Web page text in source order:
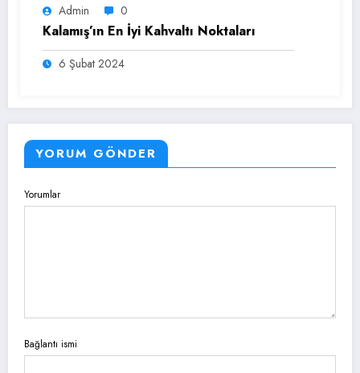
Admin 0
Kalamış’ın En İyi Kahvaltı Noktaları
6 Şubat 2024
YORUM GÖNDER
Yorumlar
Bağlantı ismi